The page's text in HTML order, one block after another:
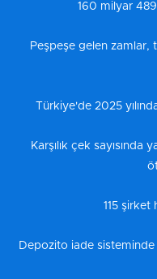
160 milyar
Peşpeşe gelen zamlar,
Türkiye'de 2025
Karşılık çek
115 şirket
Depozito iade sisteminde